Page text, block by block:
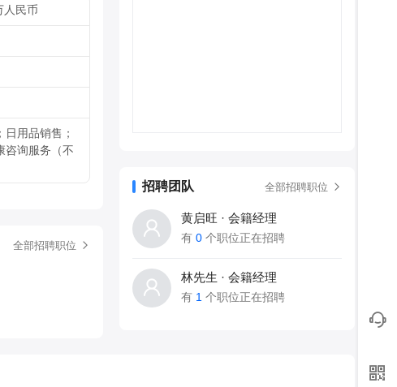
人民币
用品销售；
咨询服务（不
全部招聘职位
招聘团队 全部招聘职位
黄启旺 · 会籍经理
有 0 个职位正在招聘
林先生 · 会籍经理
有 1 个职位正在招聘